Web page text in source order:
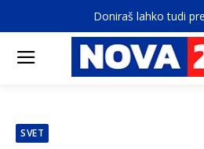
Doniraš lahko tudi
SVET